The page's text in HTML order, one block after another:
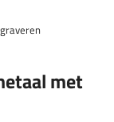
met